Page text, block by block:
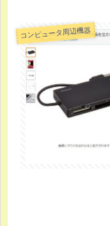
コンピュータ周辺機器